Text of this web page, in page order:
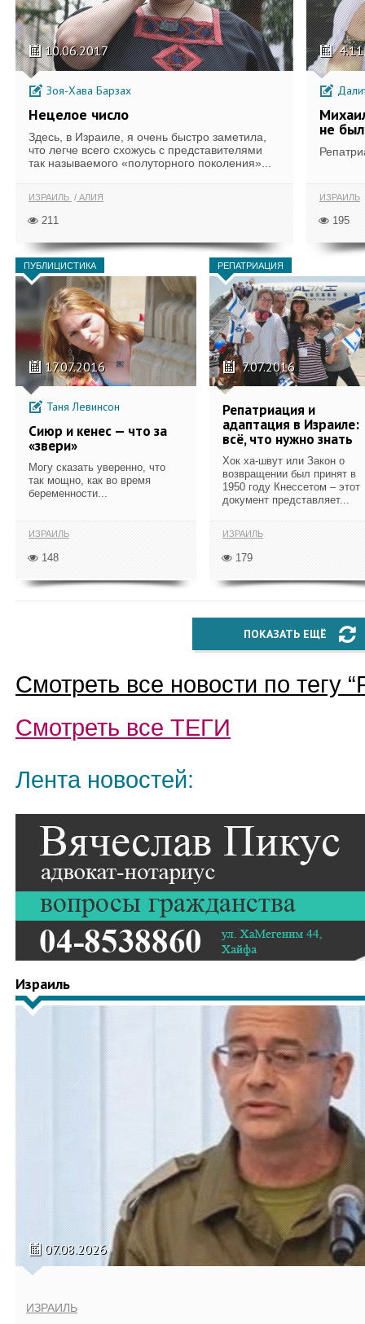
10.06.2017
Зоя-Хава Барзах
Нецелое число
Здесь, в Израиле, я очень быстро заметила,
что легче всего схожусь с представителями
так называемого «полуторного поколения»...
ИЗРАИЛЬ АЛИЯ
211
не
ИЗРАИЛЬ
195
ПУБЛИЦИСТИКА
17.07.2016
Таня Левинсон
Сиюр и кенес — что за
«звери»
Могу сказать уверенно, что
так мощно, как во время
беременности...
ИЗРАИЛЬ
148
РЕПАТРИАЦИЯ
7.07.2016
Репатриация и
адаптация в Израиле:
всё, что нужно знать
Хок ха-швут или Закон о
возвращении был принят в
1950 году Кнессетом – этот
документ представляет...
ИЗРАИЛЬ
179
ПОКАЗАТЬ ЕЩЁ
Смотреть все новости по тегу “
Смотреть все ТЕГИ
Лента новостей:
Израиль
07.08.2026
ИЗРАИЛЬ